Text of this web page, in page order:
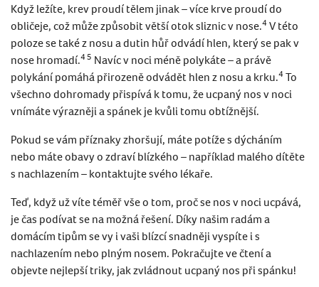
Když ležíte, krev proudí tělem jinak – více krve proudí do
obličeje, což může způsobit větší otok sliznic v nose.4 V této
poloze se také z nosu a dutin hůř odvádí hlen, který se pak v
nose hromadí.4 5 Navíc v noci méně polykáte – a právě
polykání pomáhá přirozeně odvádět hlen z nosu a krku.4 To
všechno dohromady přispívá k tomu, že ucpaný nos v noci
vnímáte výrazněji a spánek je kvůli tomu obtížnější.
Pokud se vám příznaky zhoršují, máte potíže s dýcháním
nebo máte obavy o zdraví blízkého – například malého dítěte
s nachlazením – kontaktujte svého lékaře.
Teď, když už víte téměř vše o tom, proč se nos v noci ucpává,
je čas podívat se na možná řešení. Díky našim radám a
domácím tipům se vy i vaši blízcí snadněji vyspíte i s
nachlazením nebo plným nosem. Pokračujte ve čtení a
objevte nejlepší triky, jak zvládnout ucpaný nos při spánku!